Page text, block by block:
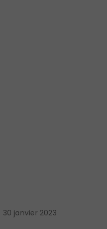
30 janvier 2023